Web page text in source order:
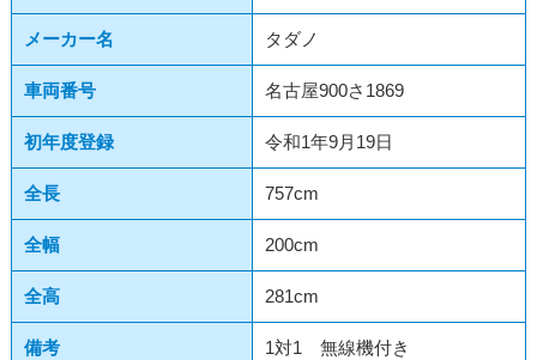
メーカー名 タダノ
車両番号 名古屋900さ1869
初年度登録 令和1年9月19日
全長 757cm
全幅 200cm
全高 281cm
備考 1対1 無線機付き